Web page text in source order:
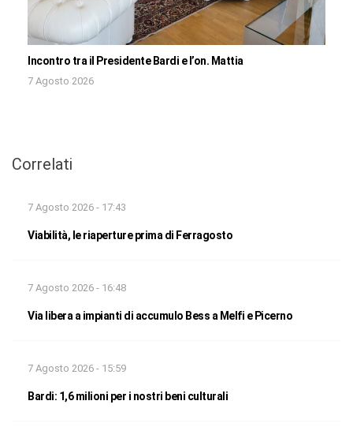
Incontro tra il Presidente Bardi e l’on. Mattia
7 Agosto 2026
Correlati
7 Agosto 2026 - 17:43
Viabilità, le riaperture prima di Ferragosto
7 Agosto 2026 - 16:48
Via libera a impianti di accumulo Bess a Melfi e Picerno
7 Agosto 2026 - 15:59
Bardi: 1,6 milioni per i nostri beni culturali